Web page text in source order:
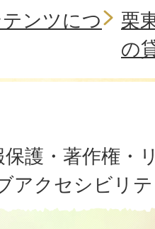
ンツにつ
栗
の
保護・著作権・
アクセシビリ